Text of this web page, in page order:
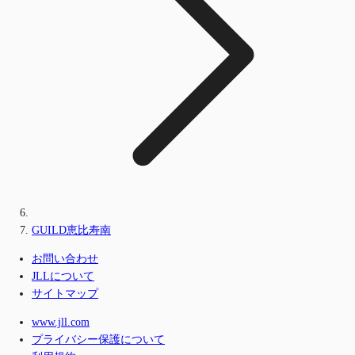
GUILD恵比寿南
お問い合わせ
JLLについて
サイトマップ
www.jll.com
プライバシー保護について